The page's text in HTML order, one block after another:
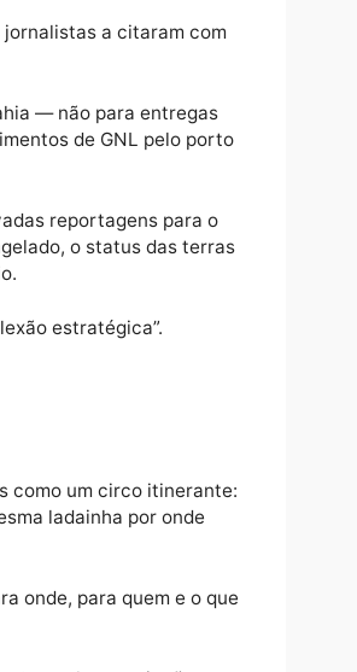
às finais, mas sempre perdia
apresentar a garantia de
detalhe supérfluo.
se vendendo como “ponte
e os jornalistas a citaram com
suprimentos de GNL pelo porto
gravadas reportagens para o
foi congelado, o status das terras
silêncio.